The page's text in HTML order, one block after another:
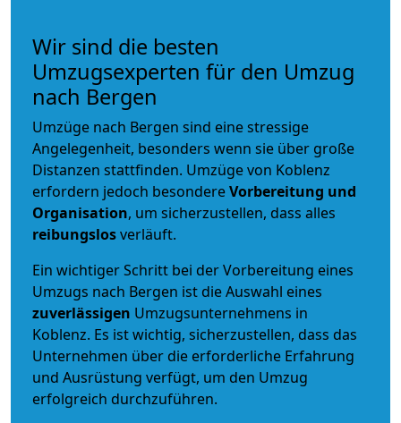
Wir sind die besten
Umzugsexperten für den Umzug
nach Bergen
Umzüge nach Bergen sind eine stressige
Angelegenheit, besonders wenn sie über große
Distanzen stattfinden. Umzüge von Koblenz
erfordern jedoch besondereVorbereitung und
Organisation, um sicherzustellen, dass alles
reibungslosverläuft.
Ein wichtiger Schritt bei der Vorbereitung eines
Umzugs nach Bergen ist die Auswahl eines
zuverlässigen Umzugsunternehmens in
Koblenz. Es ist wichtig, sicherzustellen, dass das
Unternehmen über die erforderliche Erfahrung
und Ausrüstung verfügt, um den Umzug
erfolgreich durchzuführen.